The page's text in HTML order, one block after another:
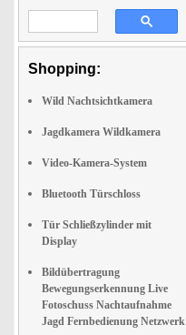
Shopping:
Wild Nachtsichtkamera
Jagdkamera Wildkamera
Video-Kamera-System
Bluetooth Türschloss
Tür Schließzylinder mit
Display
Bildübertragung
Bewegungserkennung Live
Fotoschuss Nachtaufnahme
Jagd Fernbedienung Netzwerk